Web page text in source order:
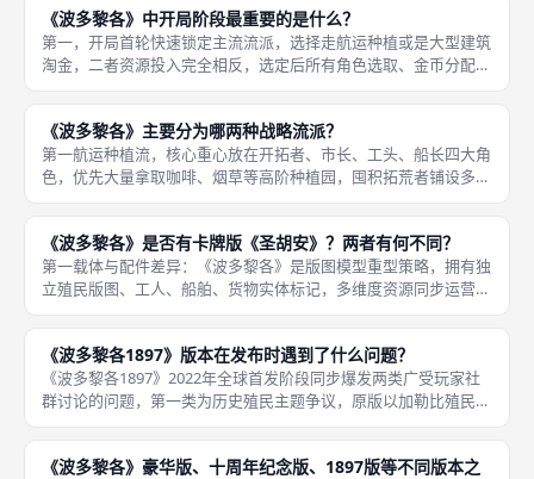
策略标杆
《波多黎各》中开局阶段最重要的是什么？
第一，开局首轮快速锁定主流流派，选择走航运种植或是大型建筑
淘金，二者资源投入完全相反，选定后所有角色选取、金币分配、
地块扩张全部围绕路线执行；开局犹豫不决双线均衡发育，会出现
金币、工人、地块全部短缺，两条路线收益都达不到预期，很难拉
开分数差
《波多黎各》主要分为哪两种战略流派？
第一航运种植流，核心重心放在开拓者、市长、工头、船长四大角
色，优先大量拿取咖啡、烟草等高阶种植园，囤积拓荒者铺设多圆
孔工坊，持续产出高阶货物，每轮抢占船长角色装船兑换胜利片，
依靠航运计分片耗尽触发游戏结束；配套建造码头、市场、工坊辅
助建筑，
《波多黎各》是否有卡牌版《圣胡安》？两者有何不同？
第一载体与配件差异：《波多黎各》是版图模型重型策略，拥有独
立殖民版图、工人、船舶、货物实体标记，多维度资源同步运营；
《圣胡安》纯卡牌驱动，无任何版图、实物模型，所有种植园、建
筑、货物全部依靠手牌卡牌代表，配件轻量化便携，一盒卡牌即可
开局。《
《波多黎各1897》版本在发布时遇到了什么问题？
《波多黎各1897》2022年全球首发阶段同步爆发两类广受玩家社
群讨论的问题，第一类为历史殖民主题争议，原版以加勒比殖民开
拓为背景，1897重制版将故事背景调整为波多黎各并入美国后的
农业经济发展，但美术内容依旧保留殖民掠夺、奴隶拓荒相关隐性
《波多黎各》豪华版、十周年纪念版、1897版等不同版本之